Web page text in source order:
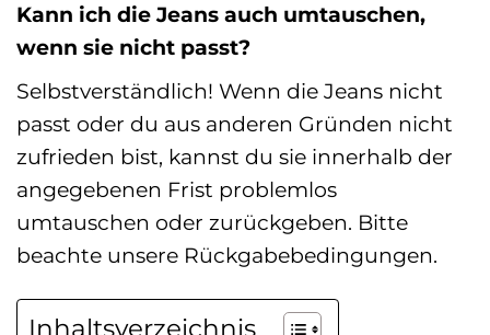
Kann ich die Jeans auch umtauschen,
wenn sie nicht passt?
Selbstverständlich! Wenn die Jeans nicht
passt oder du aus anderen Gründen nicht
zufrieden bist, kannst du sie innerhalb der
angegebenen Frist problemlos
umtauschen oder zurückgeben. Bitte
beachte unsere Rückgabebedingungen.
Inhaltsverzeichnis